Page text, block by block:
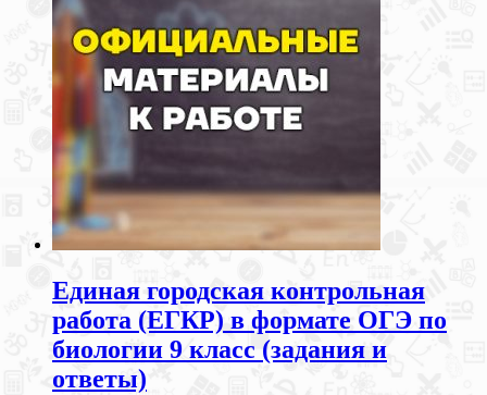
Единая городская контрольная
работа (ЕГКР) в формате ОГЭ по
биологии 9 класс (задания и
ответы)